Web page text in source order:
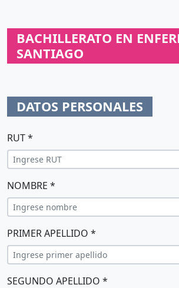
BACHILLERATO EN
SANTIAGO
DATOS PERSONALES
RUT *
NOMBRE *
PRIMER APELLIDO *
SEGUNDO APELLIDO *